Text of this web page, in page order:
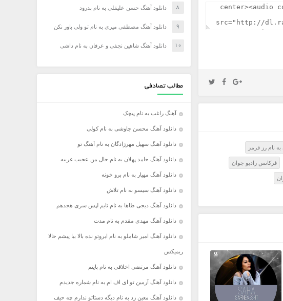
به نام رز قرمز
فرکانس راديو جوان
دانلود آهنگ حسن علیقلی به نام بدرود
دانلود آهنگ مصطفی میری به نام تو ولی باور نکن
دانلود آهنگ شاهین نجفی و عرفان به نام داشی
مطالب تصادفی
آهنگ راغب به نام پیچک
دانلود آهنگ محسن چاوشی به نام کولی
دانلود آهنگ سهیل مهرزادگان به نام آهنگ تو
دانلود آهنگ حامد پهلان به نام حال من عجیب غریبه
دانلود آهنگ مهیار به نام برو خونه
دانلود آهنگ سیسو به نام تلاش
دانلود آهنگ دیجی طاها به نام تایم لپس سری هجدهم
دانلود آهنگ مهدی مقدم به نام مدت
دانلود آهنگ امیر شاملو به نام ابروتو نده بالا بیا پیشم حالا
ریمیکس
دانلود آهنگ مرتضی اخلاقی به نام پایتم
دانلود آهنگ آرمین تو ای اف ام به نام شماره جدیدم
دانلود آهنگ معین زد به نام دیگه دستاتو ندارم چه حیف